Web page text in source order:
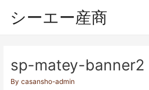
シーエー産商
sp-matey-banner2
Bycasansho-admin